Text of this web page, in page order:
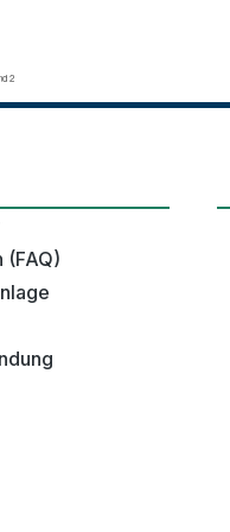
(FAQ)